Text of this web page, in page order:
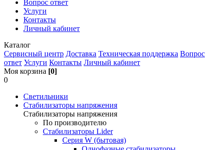
Вопрос ответ
Услуги
Контакты
Личный кабинет
Каталог
Сервисный центр Доставка Техническая поддержка Вопрос
ответ Услуги Контакты Личный кабинет
Моя корзина [0]
0
Светильники
Стабилизаторы напряжения
Стабилизаторы напряжения
По производителю
Стабилизаторы Lider
Cерия W (бытовая)